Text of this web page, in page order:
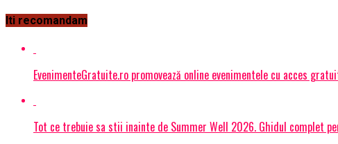
Iti recomandam
EvenimenteGratuite.ro promovează online evenimentele cu acces
Tot ce trebuie sa stii inainte de Summer Well 2026. Ghidul complet